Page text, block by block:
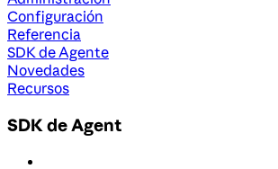
Configuración
Referencia
SDK de Agente
Novedades
Recursos
SDK de Agent